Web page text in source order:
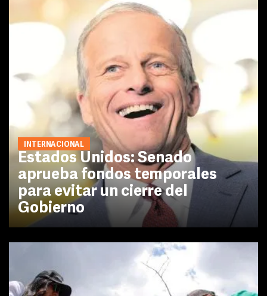
INTERNACIONAL
Estados Unidos: Senado
aprueba fondos temporales
para evitar un cierre del
Gobierno